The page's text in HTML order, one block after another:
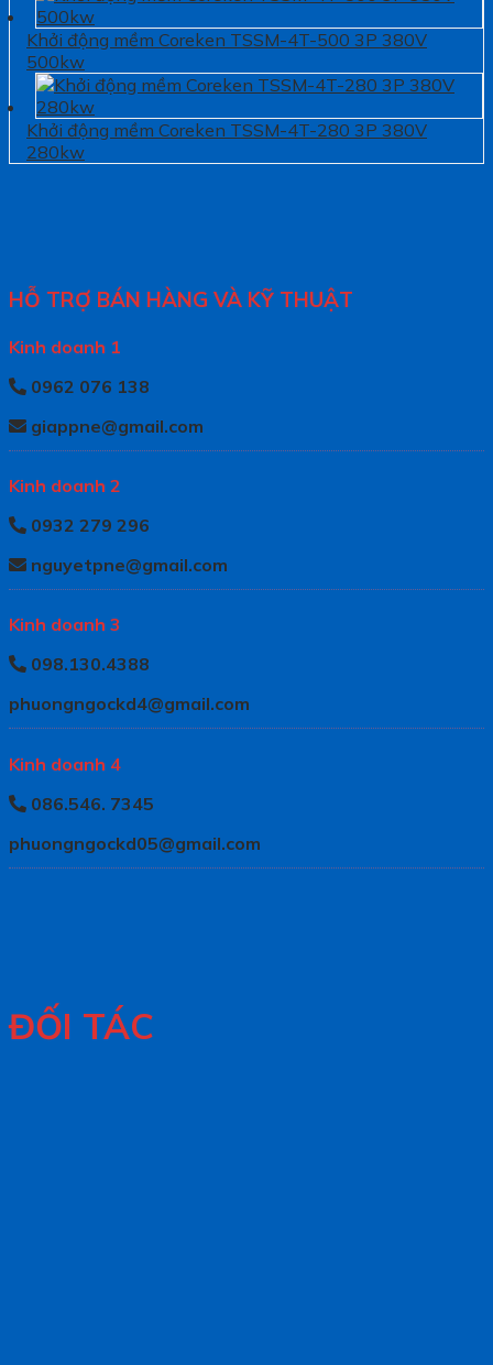
Khởi động mềm Coreken TSSM-4T-500 3P 380V
500kw
Khởi động mềm Coreken TSSM-4T-280 3P 380V
280kw
HỖ TRỢ BÁN HÀNG VÀ KỸ THUẬT
Kinh doanh 1
0962 076 138
giappne@gmail.com
Kinh doanh 2
0932 279 296
nguyetpne@gmail.com
Kinh doanh 3
098.130.4388
phuongngockd4@gmail.com
Kinh doanh 4
086.546. 7345
phuongngockd05@gmail.com
ĐỐI TÁC